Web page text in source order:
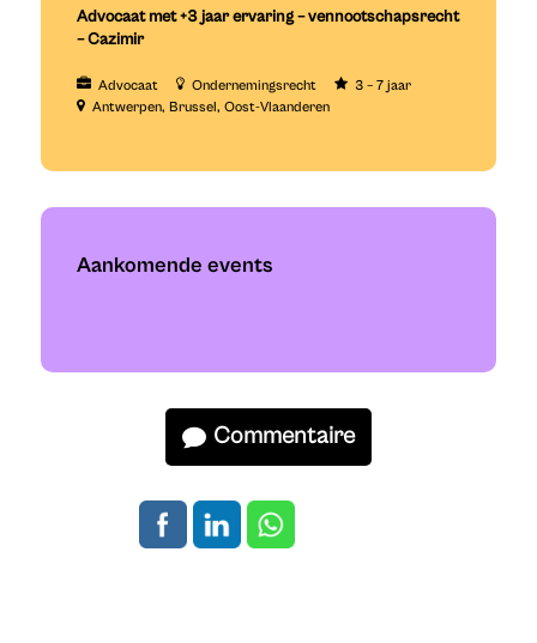
Advocaat met +3 jaar ervaring – vennootschapsrecht
– Cazimir
Advocaat Ondernemingsrecht
3 – 7 jaar
Antwerpen Brussel Oost-Vlaanderen
Aankomende events
Commentaire